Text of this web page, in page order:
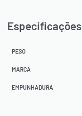
Especificações
PESO
MARCA
EMPUNHADURA